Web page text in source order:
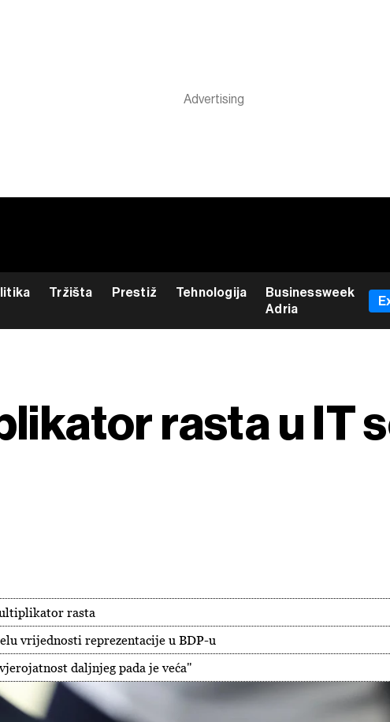
Tržišta Prestiž Tehnologija
Businessweek
Adria
rasta u IT
rasta
vrijednosti reprezentacije u BDP-u
daljnjeg pada je veća"